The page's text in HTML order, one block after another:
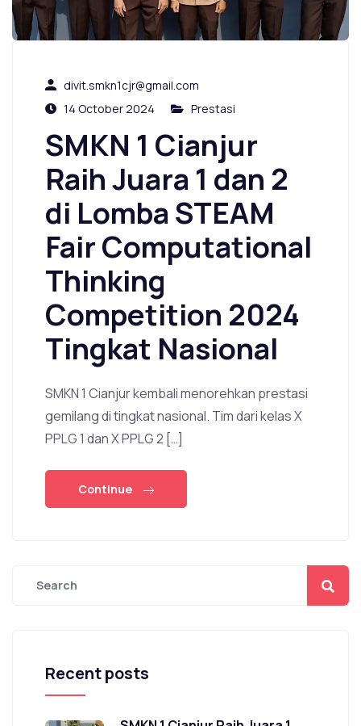
divit.smkn1cjr@gmail.com
14 October 2024
Prestasi
SMKN 1 Cianjur
Raih Juara 1 dan 2
di Lomba STEAM
Fair Computational
Thinking
Competition 2024
Tingkat Nasional
SMKN 1 Cianjur kembali menorehkan prestasi
gemilang di tingkat nasional. Tim dari kelas X
PPLG 1 dan X PPLG 2 […]
Continue
Recent posts